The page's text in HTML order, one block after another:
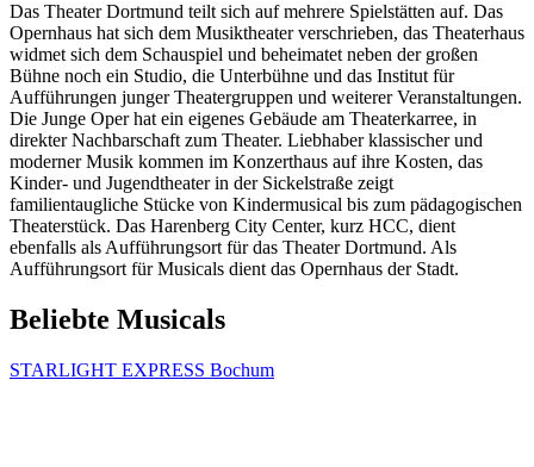
Das Theater Dortmund teilt sich auf mehrere Spielstätten auf. Das
Opernhaus hat sich dem Musiktheater verschrieben, das Theaterhaus
widmet sich dem Schauspiel und beheimatet neben der großen
Bühne noch ein Studio, die Unterbühne und das Institut für
Aufführungen junger Theatergruppen und weiterer Veranstaltungen.
Die Junge Oper hat ein eigenes Gebäude am Theaterkarree, in
direkter Nachbarschaft zum Theater. Liebhaber klassischer und
moderner Musik kommen im Konzerthaus auf ihre Kosten, das
Kinder- und Jugendtheater in der Sickelstraße zeigt
familientaugliche Stücke von Kindermusical bis zum pädagogischen
Theaterstück. Das Harenberg City Center, kurz HCC, dient
ebenfalls als Aufführungsort für das Theater Dortmund. Als
Aufführungsort für Musicals dient das Opernhaus der Stadt.
Beliebte Musicals
STARLIGHT EXPRESS Bochum